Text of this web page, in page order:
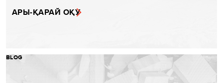
АРЫ-ҚАРАЙ ОҚУ
BLOG